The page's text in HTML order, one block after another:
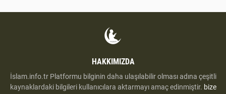
HAKKIMIZDA
İslam.info.tr Platformu bilginin daha ulaşılabilir olması adına çeşitli
kaynaklardaki bilgileri kullanıcılara aktarmayı amaç edinmiştir. bize